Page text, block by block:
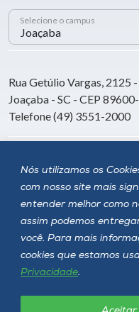
Nós utilizamos os
com nosso site mais
entender melhor como
assim podemos
você. Para mais
cookies que estamos
Privacidade.
Selecione o campus
Rua Getúlio Vargas, 2125
Joaçaba - SC - CEP
Telefone (49) 3551-2000
Siga a Unoesc